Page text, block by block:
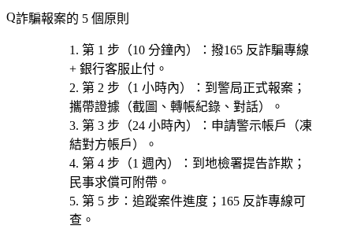
詐騙報案的 5 個原則
第 1 步（10 分鐘內） ：撥165 反詐騙專線
+ 銀行客服止付。
第 2 步（1 小時內）
：到 警局正式報案 ；
攜帶證據（截圖、轉帳紀錄、對話）。
第 3 步（24 小時內）
：申請警示帳戶
（凍
結對方帳戶）。
第 4 步（1 週內）
：到 地檢署提告詐欺 ；
民事求償可附帶。
第 5 步 ： 追蹤案件進度 ；165 反詐專線可
查。